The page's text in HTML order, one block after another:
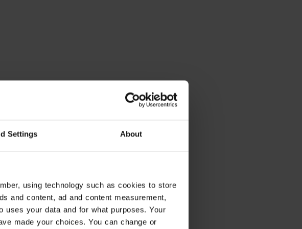
Settings About
using technology such as cookies to store
and content, ad and content measurement,
uses your data and for what purposes. Your
made your choices. You can change or